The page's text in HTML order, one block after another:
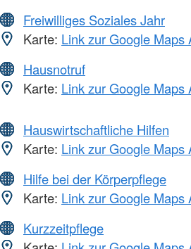
Freiwilliges Soziales Jahr
Karte: Link zur Google Maps
Hausnotruf
Karte: Link zur Google Maps
Hauswirtschaftliche Hilfen
Karte: Link zur Google Maps
Hilfe bei der Körperpflege
Karte: Link zur Google Maps
Kurzzeitpflege